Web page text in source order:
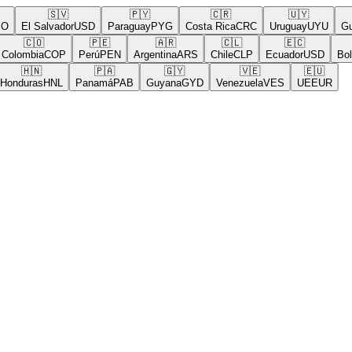
🇸🇻
El SalvadorUSD
🇵🇾
ParaguayPYG
🇨🇷
Costa RicaCRC
🇺🇾
UruguayUYU
🇨🇴
COP
🇵🇪
PerúPEN
🇦🇷
ArgentinaARS
🇨🇱
ChileCLP
🇪🇨
EcuadorUSD
🇭🇳
HNL
🇵🇦
PanamáPAB
🇬🇾
GuyanaGYD
🇻🇪
VenezuelaVES
🇪🇺
UEEUR